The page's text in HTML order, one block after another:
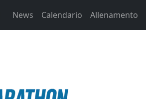
News Calendario Allenamento